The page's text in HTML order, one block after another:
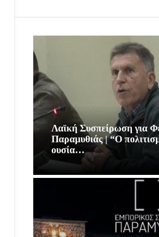
Λαϊκή Συσπείρωση για
Παραμυθιάς | “Ο
ουσία…